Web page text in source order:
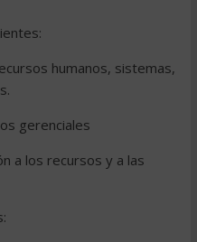
humanos, sistemas,
gerenciales
a los recursos y a las